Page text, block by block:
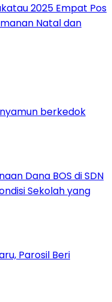
2025 Empat Pos
Natal dan
berkedok
Dana BOS di SDN
Sekolah yang
Parosil Beri